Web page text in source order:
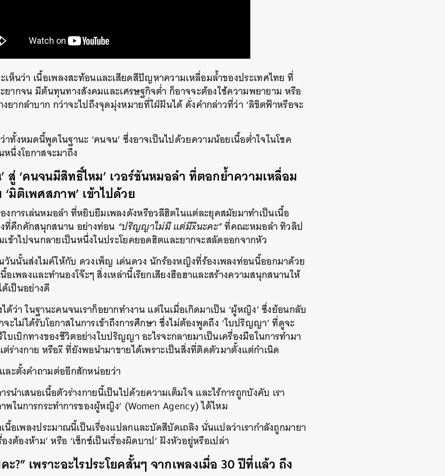
เห็นว่า เนื้อเพลงสะท้อนและเสียดสีปัญหาความเหลื่อมล้ำของประเทศไทย ที่
ยากจน มีต้นทุนทางสังคมและเศรษฐกิจต่ำ ก็อาจจะต้องใช้ความพยายาม หรือ
ยากลำบาก กว่าจะไปถึงจุดมุ่งหมายที่ใฝ่ฝันได้ ดั่งคำกล่าวที่ว่า ‘ลิขิตฟ้าหรือจะ
าทั้งหมดนี้พูดในฐานะ ‘คนจน’ ซึ่งอาจเป็นไปด้วยความน้อยเนื้อต่ำใจในโชค
นึ่งโอกาสจะมาถึง
สู่ ‘คนจนมีสิทธิ์ไหม’ เวอร์ชันหมอลำ ที่ตอกย้ำความเหลื่อม
มิติเพศสภาพ’ เข้าไปด้วย
งการเล่นหมอลำ ที่หยิบยืมเพลงดังหรือวลีฮิตในแต่ละยุคสมัยมาทำเป็นเนื้อ
ที่คึกคักสนุกสนาน อย่างท่อน “ปริญญาไม่มี แต่มีxีนะคะ”ที่คณะหมอลำ ทิวลิป
เข้าไปจนกลายเป็นหนึ่งในประโยคยอดฮิตและยากจะสลัดออกจากหัว
นนั้นส่งไมค์ให้กับ ดวงเพ็ญ เด่นดวง นักร้องหญิงที่ร้องเพลงท่อนนี้ออกมาด้วย
อเพลงและทำนองโจ๊ะๆ สิ่งเหล่านี้เรียกเสียงฮือฮาและสร้างความสนุกสนานให้
เป็นอย่างดี
ด้ว่า ในฐานะคนจนเราก็อยากทำงาน แต่ในเมื่อเกิดมาเป็น ‘ผู้หญิง’ ซึ่งย้อนกลับ
ะไม่ได้รับโอกาสในการเข้าถึงการศึกษา ซึ่งไม่ต้องพูดถึง ‘ใบปริญญา’ ที่ดูจะ
ใบเบิกทางของชีวิตอย่างใบปริญญา อะไรจะกลายมาเป็นเครื่องมือในการทำมา
ร่างกาย หรือxี ที่ยังพอนำมาขายได้เพราะเป็นสิ่งที่ติดตัวมาตั้งแต่กำเนิด
ละตั้งคำถามต่ออีกสักหน่อยว่า
รนำเสนอเนื้อตัวร่างกายนี้เป็นไปด้วยความเต็มใจ และไร้การถูกบังคับ เรา
พในการกระทำการของผู้หญิง’ (Women Agency) ได้ไหม
นื้อเพลงประมาณนี้เป็นเรื่องแปลกและบัดสีบัดเถลิง นั่นแปลว่าเรากำลังถูกมายา
งต้องห้าม’ หรือ ‘เซ็กซ์เป็นเรื่องผิดบาป’ ฝังหัวอยู่หรือเปล่า
?” เพราะอะไรประโยคสั้นๆ จากเพลงเมื่อ 30 ปีที่แล้ว ถึง
SHARE TWEET LINE EMAIL